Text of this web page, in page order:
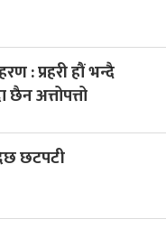
: प्रहरी हौं भन्दै
अत्तोपत्तो
छटपटी